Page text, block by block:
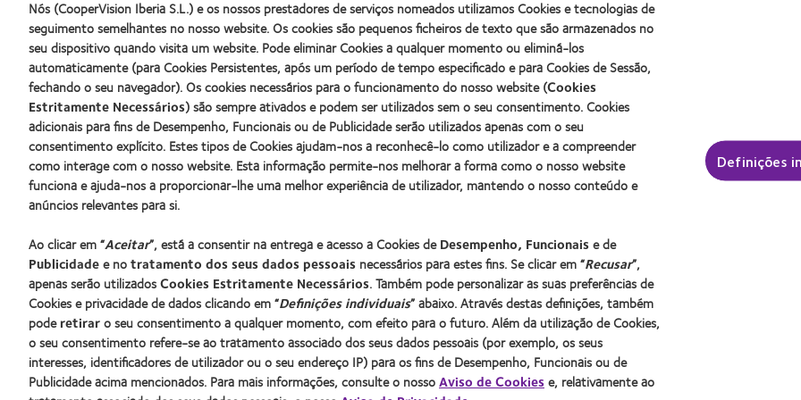
Silmo
d’Or
para
o
melhor
produto
com
MyDay™
(2013)
do
Ano
para
Lentes
de
Contacto
(2013)
&
2010
Melhores
Empresas
para
Líderes
(2012)
Best
Factory
Awards
(2011)
2011
(2011)
Os nossos produtos
Tecnologia de lentes de contacto
Encontre as suas lentes
Procurar um centro
Lentes de contacto e a visão
Novo utilizador
Utilizador experiente
Sobre a CooperVision
Carreiras na CooperVision
Nós (CooperVision Iberia S.L.) e os nossos prestadores de serviços nomeados utilizamos Cookies e tecnologias de
seguimento semelhantes no nosso website. Os cookies são pequenos ficheiros de texto que são armazenados no
seu dispositivo quando visita um website. Pode eliminar Cookies a qualquer momento ou eliminá-los
automaticamente (para Cookies Persistentes, após um período de tempo especificado e para Cookies de Sessão,
fechando o seu navegador). Os cookies necessários para o funcionamento do nosso website (Cookies
Estritamente Necessários) são sempre ativados e podem ser utilizados sem o seu consentimento. Cookies
adicionais para fins de Desempenho, Funcionais ou de Publicidade serão utilizados apenas com o seu
consentimento explícito. Estes tipos de Cookies ajudam-nos a reconhecê-lo como utilizador e a compreender
como interage com o nosso website. Esta informação permite-nos melhorar a forma como o nosso website
funciona e ajuda-nos a proporcionar-lhe uma melhor experiência de utilizador, mantendo o nosso conteúdo e
anúncios relevantes para si.
Ao clicar em “Aceitar”, está a consentir na entrega e acesso a Cookies deDesempenho, Funcionaise de
Publicidadee notratamento dos seus dados pessoais necessários para estes fins. Se clicar em “Recusar”,
apenas serão utilizadosCookies Estritamente Necessários. Também pode personalizar as suas preferências de
Cookies e privacidade de dados clicando em “Definições individuais” abaixo. Através destas definições, também
poderetiraro seu consentimento a qualquer momento, com efeito para o futuro. Além da utilização de Cookies,
o seu consentimento refere-se ao tratamento associado dos seus dados pessoais (por exemplo, os seus
interesses, identificadores de utilizador ou o seu endereço IP) para os fins de Desempenho, Funcionais ou de
Publicidade acima mencionados. Para mais informações, consulte o nossoAviso de Cookiese, relativamente ao
Definições